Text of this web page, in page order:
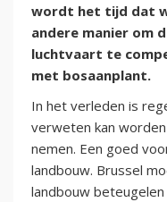
wordt het tijd dat
andere manier om
luchtvaart te
met bosaanplant.
In het verleden is
verweten kan
nemen. Een goed
landbouw. Brussel
landbouw